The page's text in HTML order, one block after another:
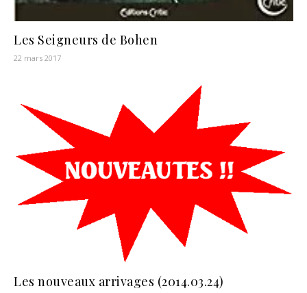
Les Seigneurs de Bohen
22 mars 2017
Les nouveaux arrivages (2014.03.24)